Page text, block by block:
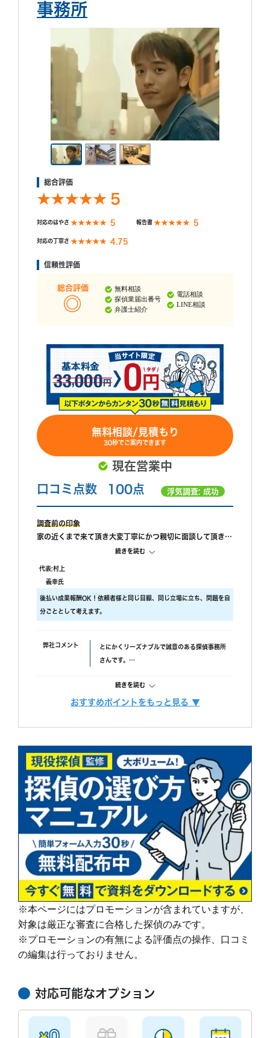
事務所
総合評価
5
対応のはやさ 5 報告書 5
対応の丁寧さ 4.75
信頼性評価
総合評価
無料相談
探偵業届出番号
弁護士紹介
電話相談
LINE相談
無料相談/見積もり
30秒でご案内できます
現在営業中
口コミ点数
100点 浮気調査: 成功
調査前の印象
家の近くまで来て頂き大変丁寧にかつ親切に面談して頂きま
した。話もたくさん聞いて頂いたうえに金額も最初聞いてい
怪しいと思ったらいつでも連絡して下さいと言って頂き面談
した当日に調査してほしいと
急なお願い対しても迅速に対応してくださいました。現場到
早かったです。
LINEでのやりとりでしたが返信もとてもはやく
受け渡しも家の近くまで来てくださり報告書に対しての詳し
い説明や現場の状況も詳しく教えてくださいました。
今後の事もそのときにたくさん相談にのってくださいまし
た。
続きを読む
代表:村上
義幸氏
後払い成果報酬OK！依頼者様と同じ目線、同じ立場に立ち、問題を自
分ごととして考えます。
弊社コメント とにかくリーズナブルで誠意のある探偵事務所
さんです。
かがでしょう？
続きを読む
す。
費、交通費等の経費、特殊機材費等の調査にか
かわる費用と報告書、動画データ制作料、相談
料などすべての費用が含まれています。
また、時間料金制においても『失敗したら料金
は無料』など他社では決して真似できないサー
ビスをご提供しています。
後払い成功報酬での調査が難しいと判断した際
は時間料金制になります。
調査機材
ビデオカメラ多数
赤外線カメラ・投光器
サーマルカメラ等の暗視撮影
機材
無線式小型カメラ
等
カウンセリング 浮気調査、素行調査は全て後払い成功報酬制で
す。
料金内に調査料（調査員2名以上）、車両
かわる費用と報告書、動画データ制作料、相談
また、時間料金制においても『失敗したら料金
は無料』など他社では決して真似できないサー
後払い成功報酬での調査が難しいと判断した際
続きを読む
す。
料金内に調査料（調査員2名以上）、車両
続きを読む
おすすめポイントをもっと見る ▼
※本ページにはプロモーションが含まれていますが、
対象は厳正な審査に合格した探偵のみです。
※プロモーションの有無による評価点の操作、口コミ
の編集は行っておりません。
対応可能なオプション